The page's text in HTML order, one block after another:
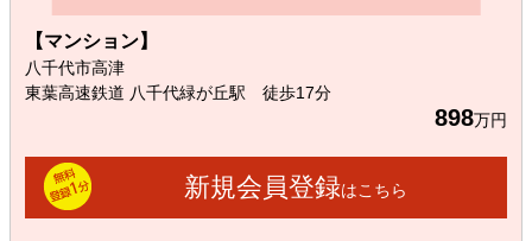
【マンション】
八千代市高津
東葉高速鉄道 八千代緑が丘駅 徒歩17分
898万円
新規会員登録はこちら